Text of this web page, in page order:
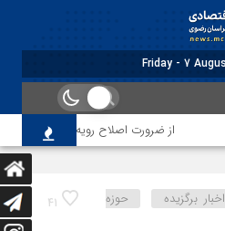
از ضرورت اصلاح رویه‌های بازرسی تا لزوم
41 اخبار برگزیده
حوزه